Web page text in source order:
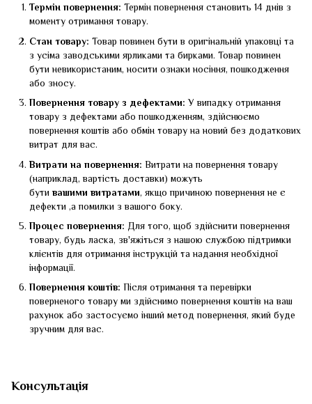
Термін повернення: Термін повернення становить 14 днів з
моменту отримання товару.
Стан товару: Товар повинен бути в оригінальній упаковці та
з усіма заводськими ярликами та бирками. Товар повинен
бути невикористаним, носити ознаки носіння, пошкодження
або зносу.
Повернення товару з дефектами:У випадку отримання
товару з дефектами або пошкодженням, здійснюємо
повернення коштів або обмін товару на новий без додаткових
витрат для вас.
Витрати на повернення: Витрати на повернення товару
(наприклад, вартість доставки) можуть
бути вашими витратами, якщо причиною повернення не є
дефекти ,а помилки з вашого боку.
Процес повернення: Для того, щоб здійснити повернення
товару, будь ласка, зв'яжіться з нашою службою підтримки
клієнтів для отримання інструкцій та надання необхідної
інформації.
Повернення коштів: Після отримання та перевірки
поверненого товару ми здійснимо повернення коштів на ваш
рахунок або застосуємо інший метод повернення, який буде
зручним для вас.
Консультація